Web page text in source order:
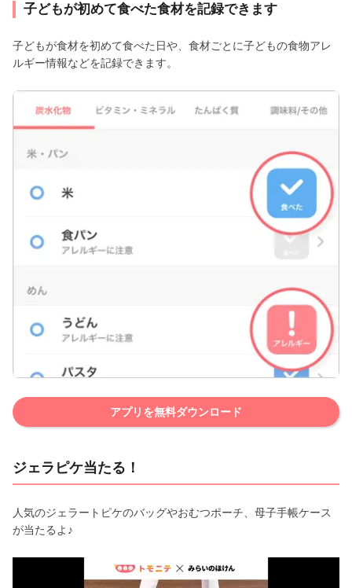
子どもが初めて食べた食材を記録できます
子どもが食材を初めて食べた日や、食材ごとに子どもの食物アレ
ルギー情報などを記録できます。
アプリを無料ダウンロード
ジェラピケ当たる！
人気のジェラートピケのバッグやおむつポーチ、母子手帳ケース
が当たるよ♪